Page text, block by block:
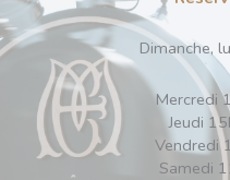
Dimanche,
Mercredi
Jeudi
Vendredi
Samedi